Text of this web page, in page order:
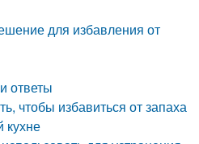
для избавления от
ответы
чтобы избавиться от запаха
кухне